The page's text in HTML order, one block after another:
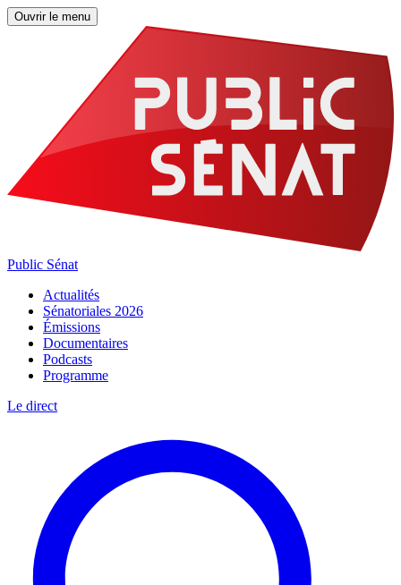
Ouvrir le menu
Public Sénat
Actualités
Sénatoriales 2026
Émissions
Documentaires
Podcasts
Programme
Le direct